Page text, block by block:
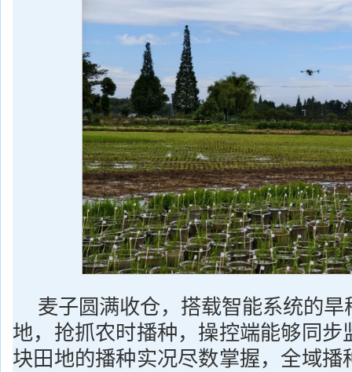
麦子圆满收仓，搭载智能系统的
地，抢抓农时播种，操控端能够同步
块田地的播种实况尽数掌握，全域播